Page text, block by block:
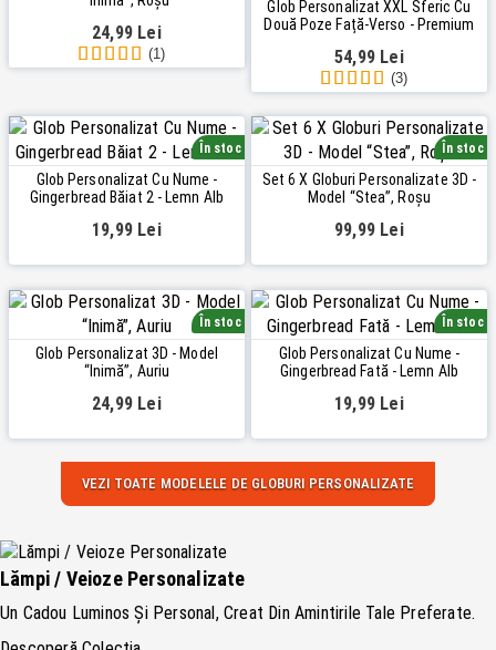
24,99 Lei
(1)
Glob Personalizat XXL Sferic Cu
Două Poze Față-Verso - Premium
54,99 Lei
(3)
În stoc
Glob Personalizat Cu Nume -
Gingerbread Băiat 2 - Lemn Alb
19,99 Lei
În stoc
Set 6 X Globuri Personalizate 3D -
Model “Stea”, Roșu
99,99 Lei
În stoc
Glob Personalizat 3D - Model
“Inimă”, Auriu
24,99 Lei
În stoc
Glob Personalizat Cu Nume -
Gingerbread Fată - Lemn Alb
19,99 Lei
VEZI TOATE MODELELE DE GLOBURI PERSONALIZATE
Lămpi / Veioze Personalizate
Un Cadou Luminos Și Personal, Creat Din Amintirile Tale Preferate.